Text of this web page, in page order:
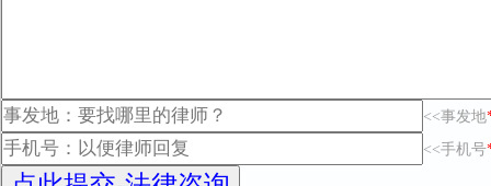
<<事发地
<<手机号